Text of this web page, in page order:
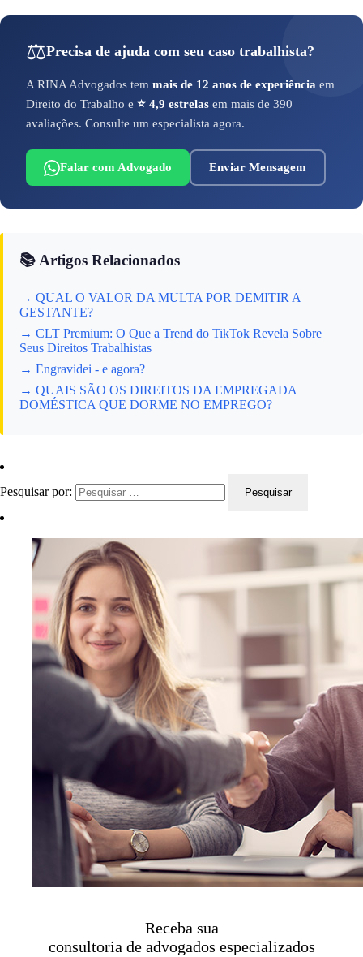
⚖️Precisa de ajuda com seu caso trabalhista?
A RINA Advogados tem mais de 12 anos de experiência em
Direito do Trabalho e ⭐ 4,9 estrelas em mais de 390
avaliações. Consulte um especialista agora.
Falar com Advogado Enviar Mensagem
📚 Artigos Relacionados
→ QUAL O VALOR DA MULTA POR DEMITIR A
GESTANTE?
→ CLT Premium: O Que a Trend do TikTok Revela Sobre
Seus Direitos Trabalhistas
→ Engravidei - e agora?
→ QUAIS SÃO OS DIREITOS DA EMPREGADA
DOMÉSTICA QUE DORME NO EMPREGO?
Pesquisar por:
Receba sua
consultoria de advogados especializados